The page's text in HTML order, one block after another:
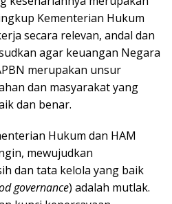
Kementerian Hukum
secara relevan, andal dan
agar keuangan Negara
merupakan unsur
dan masyarakat yang
dan benar.
Hukum dan HAM
mewujudkan
dan tata kelola yang baik
governance) adalah mutlak.